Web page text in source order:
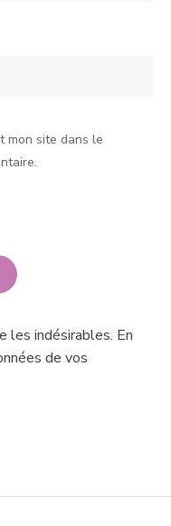
mon site dans le
les indésirables. En
de vos